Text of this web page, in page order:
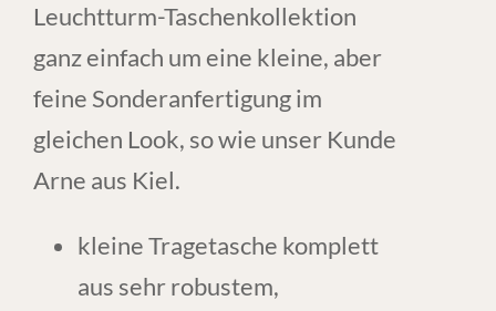
Leuchtturm-Taschenkollektion
ganz einfach um eine kleine, aber
feine Sonderanfertigung im
gleichen Look, so wie unser Kunde
Arne aus Kiel.
kleine Tragetasche komplett
aus sehr robustem,